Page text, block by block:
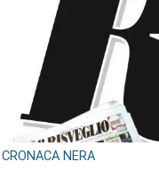
CRONACA NERA